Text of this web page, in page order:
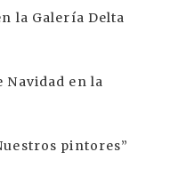
la Galería Delta
Navidad en la
pintores”